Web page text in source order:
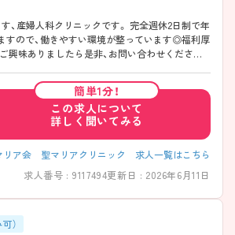
、産婦人科クリニックです。 完全週休2日制で年
すので、働きやすい環境が整っています◎福利厚
興味ありましたら是非、お問い合わせください
簡単1分！
この求人について
詳しく聞いてみる
リア会 聖マリアクリニック 求人一覧はこちら
求人番号 : 9117494更新日 : 2026年6月11日
）